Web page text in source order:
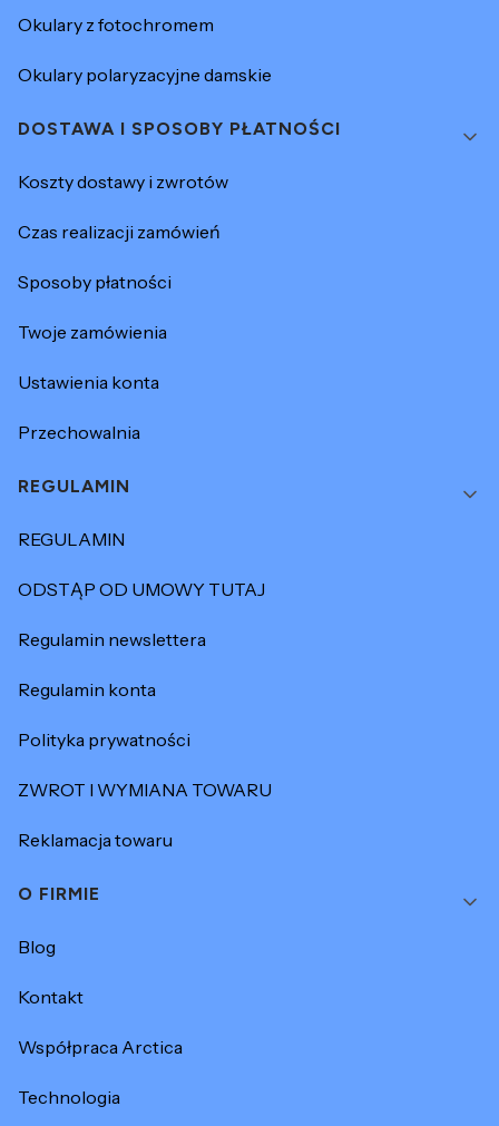
Okulary z fotochromem
Okulary polaryzacyjne damskie
DOSTAWA I SPOSOBY PŁATNOŚCI
Koszty dostawy i zwrotów
Czas realizacji zamówień
Sposoby płatności
Twoje zamówienia
Ustawienia konta
Przechowalnia
REGULAMIN
REGULAMIN
ODSTĄP OD UMOWY TUTAJ
Regulamin newslettera
Regulamin konta
Polityka prywatności
ZWROT I WYMIANA TOWARU
Reklamacja towaru
O FIRMIE
Blog
Kontakt
Współpraca Arctica
Technologia